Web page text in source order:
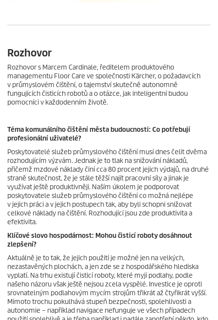
Rozhovor
Rozhovor s Marcem Cardinale, ředitelem produktového
managementu Floor Care ve společnosti Kärcher, o požadavcích
v průmyslovém čištění, o tajemství skutečně autonomně
fungujících čisticích robotů a o otázce, jak inteligentní budou
pomocníci v každodenním životě.
Téma komunálního čištění města budoucnosti: Co potřebují
profesionální uživatelé?
Poskytovatelé služeb průmyslového čištění musí dnes čelit dvěma
rozhodujícím výzvám. Jednak je to tlak na snižování nákladů,
přičemž mzdové náklady činí cca 80 procent jejich výdajů, na druhé
straně skutečnost, že je stále těžší najít pracovní síly a jinak je
využívat ještě produktivněji. Naším úkolem je podporovat
poskytovatele služeb průmyslového čištění co možná nejlépe
v jejich práci a v jejich postupech tak, aby byli schopni snižovat
celkové náklady na čištění. Rozhodující jsou zde produktivita a
efektivita.
Klíčové slovo hospodárnost: Mohou čisticí roboty dosáhnout
zlepšení?
Aktuálně je to tak, že jejich použití je možné jen na velkých,
nezastavěných plochách, a jen zde se z hospodářského hlediska
vyplatí. Na trhu existují čisticí roboty, které myjí podlahy, podle
našeho názoru však ještě nejsou zcela vyspělé. Investice je oproti
srovnatelným podlahovým mycím strojům třikrát až čtyřikrát vyšší.
Mimoto trochu pokulhává stupeň bezpečnosti, spolehlivosti a
autonomie – například navigace nefunguje ve všech případech